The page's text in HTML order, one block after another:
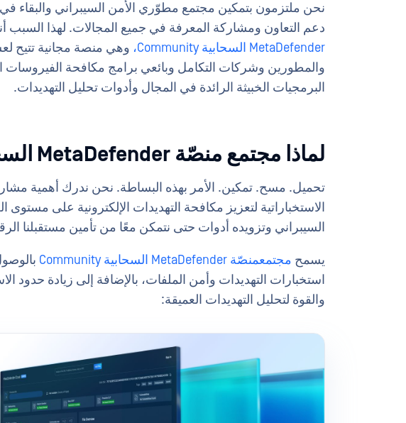
نحن ملتزمون بتمكين مجتمع مطوّري الأمن السيبراني والبقاء في
دعم التعاون ومشاركة المعرفة في جميع المجالات. لهذا السبب
MetaDefender السحابية Community،
وهي منصة مجانية تتيح
والمطورين وشركات التكامل وبائعي برامج مكافحة
البرمجيات الخبيثة الرائدة في المجال وأدوات تحليل التهديدات.
لماذا مجتمع منصّة MetaDefender السحابية
تحميل. مسح. تمكين. الأمر بهذه البساطة. نحن ندرك أهمية
الاستخباراتية لتعزيز مكافحة التهديدات الإلكترونية على
السيبراني وتزويده أدوات حتى نتمكن معًا من تأمين مستقبلنا
يسمح مجتمعمنصّة MetaDefender السحابية Community
استخبارات التهديدات وأمن الملفات، بالإضافة إلى زيادة حدود
والقوة لتحليل التهديدات العميقة: